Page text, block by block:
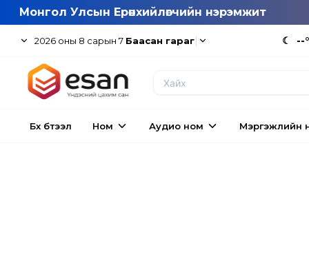
Монгол Улсын Ерөнхийлөгчийн нэрэмжит
2026 оны 8 сарын 7 Баасан гараг| ☾ --°
Бүх бүтээл Ном Аудио ном Мэргэжлийн